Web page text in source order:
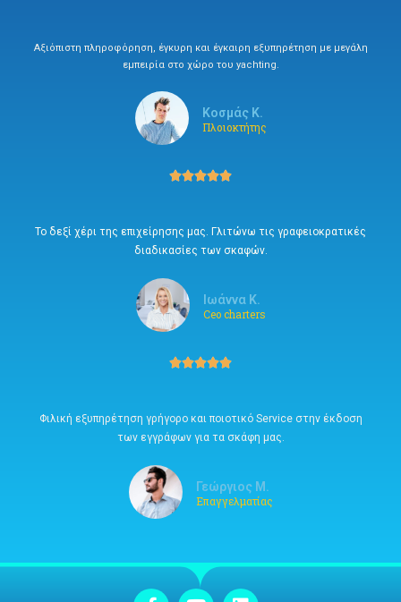
Αξιόπιστη πληροφόρηση, έγκυρη και έγκαιρη εξυπηρέτηση με μεγάλη
εμπειρία στο χώρο του yachting.
Κοσμάς Κ.
Πλοιοκτήτης

Το δεξί χέρι της επιχείρησης μας. Γλιτώνω τις γραφειοκρατικές
διαδικασίες των σκαφών.
Ιωάννα Κ.
Ceo charters

Φιλική εξυπηρέτηση γρήγορο και ποιοτικό Service στην έκδοση
των εγγράφων για τα σκάφη μας.
Γεώργιος Μ.
Επαγγελματίας